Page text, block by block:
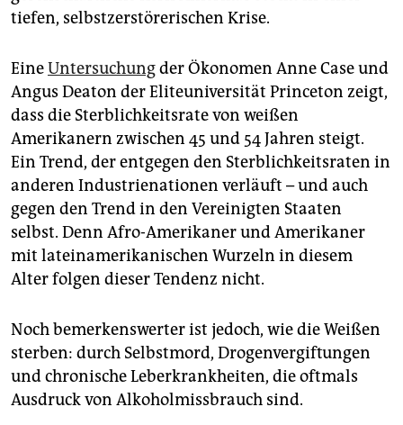
tiefen, selbstzerstörerischen Krise.
EineUntersuchungder Ökonomen Anne Case und
Angus Deaton der Eliteuniversität Princeton zeigt,
dass die Sterblichkeitsrate von weißen
Amerikanern zwischen 45 und 54 Jahren steigt.
Ein Trend, der entgegen den Sterblichkeitsraten in
anderen Industrienationen verläuft – und auch
gegen den Trend in den Vereinigten Staaten
selbst. Denn Afro-Amerikaner und Amerikaner
mit lateinamerikanischen Wurzeln in diesem
Alter folgen dieser Tendenz nicht.
Noch bemerkenswerter ist jedoch, wie die Weißen
sterben: durch Selbstmord, Drogenvergiftungen
und chronische Leberkrankheiten, die oftmals
Ausdruck von Alkoholmissbrauch sind.